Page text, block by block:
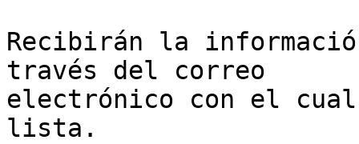
Recibirán la
través del correo
electrónico con el
lista.